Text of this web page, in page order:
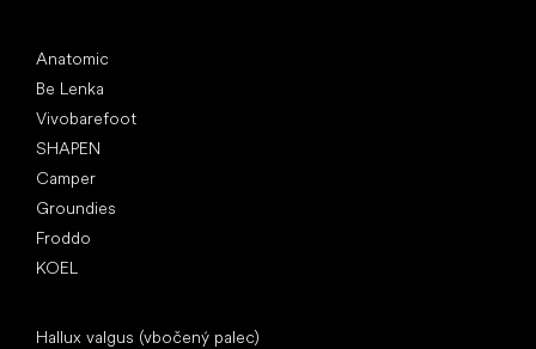
Anatomic
Be Lenka
Vivobarefoot
SHAPEN
Camper
Groundies
Froddo
KOEL
Hallux valgus (vbočený palec)